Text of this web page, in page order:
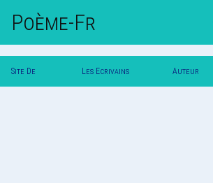
Poème-Fr
Site De Les Ecrivains Auteur